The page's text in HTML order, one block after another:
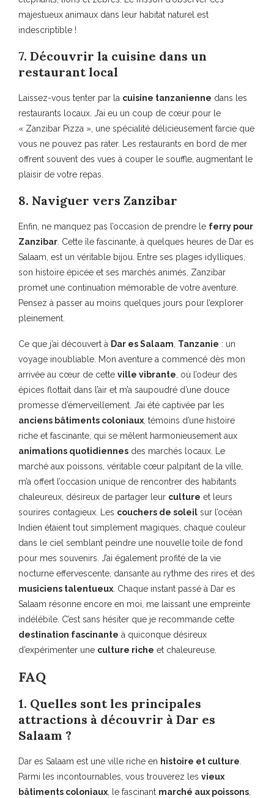
majestueux animaux dans leur habitat naturel est
indescriptible !
7. Découvrir la cuisine dans un
restaurant local
Laissez-vous tenter par la cuisine tanzanienne dans les
restaurants locaux. J’ai eu un coup de cœur pour le
« Zanzibar Pizza », une spécialité délicieusement farcie que
vous ne pouvez pas rater. Les restaurants en bord de mer
offrent souvent des vues à couper le souffle, augmentant le
plaisir de votre repas.
8. Naviguer vers Zanzibar
Enfin, ne manquez pas l’occasion de prendre le ferry pour
Zanzibar. Cette île fascinante, à quelques heures de Dar es
Salaam, est un véritable bijou. Entre ses plages idylliques,
son histoire épicée et ses marchés animés, Zanzibar
promet une continuation mémorable de votre aventure.
Pensez à passer au moins quelques jours pour l’explorer
pleinement.
Ce que j’ai découvert à Dar es Salaam, Tanzanie : un
voyage inoubliable. Mon aventure a commencé dès mon
arrivée au cœur de cette ville vibrante, où l’odeur des
épices flottait dans l’air et m’a saupoudré d’une douce
promesse d’émerveillement. J’ai été captivée par les
anciens bâtiments coloniaux, témoins d’une histoire
riche et fascinante, qui se mêlent harmonieusement aux
animations quotidiennes des marchés locaux. Le
marché aux poissons, véritable cœur palpitant de la ville,
m’a offert l’occasion unique de rencontrer des habitants
chaleureux, désireux de partager leur culture et leurs
sourires contagieux. Les couchers de soleil sur l’océan
Indien étaient tout simplement magiques, chaque couleur
dans le ciel semblant peindre une nouvelle toile de fond
pour mes souvenirs. J’ai également profité de la vie
nocturne effervescente, dansante au rythme des rires et des
musiciens talentueux. Chaque instant passé à Dar es
Salaam résonne encore en moi, me laissant une empreinte
indélébile. C’est sans hésiter que je recommande cette
destination fascinante à quiconque désireux
d’expérimenter une culture riche et chaleureuse.
FAQ
1. Quelles sont les principales
attractions à découvrir à Dar es
Salaam ?
Dar es Salaam est une ville riche en histoire et culture.
Parmi les incontournables, vous trouverez les vieux
bâtiments coloniaux, le fascinant marché aux poissons,